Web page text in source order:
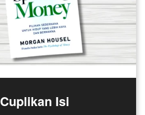
Cuplikan Isi